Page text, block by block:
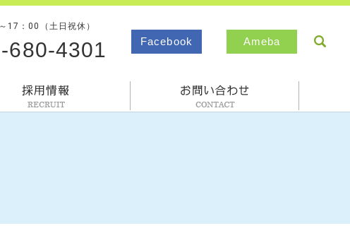
17：00（土日祝休）
680-4301 Facebook Ameba